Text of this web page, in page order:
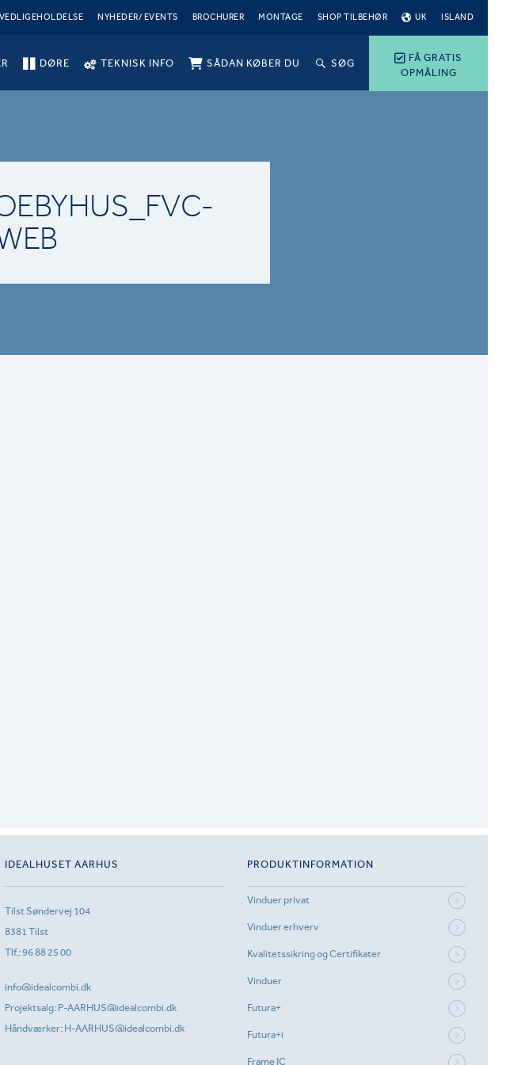
VEDLIGEHOLDELSE NYHEDER/ EVENTS BROCHURER MONTAGE SHOP TILBEHØR UK ISLAND
FÅ GRATIS
OPMÅLING
DØRE TEKNISK INFO SÅDAN KØBER DU SØG
IDEALHUSET AARHUS
Tilst Søndervej 104
8381 Tilst
Tlf.:96 88 25 00
info@idealcombi.dk
Projektsalg: P-AARHUS@idealcombi.dk
Håndværker: H-AARHUS@idealcombi.dk
PRODUKTINFORMATION
Vinduer privat
Vinduer erhverv
Kvalitetssikring og Certifikater
Vinduer
Futura+
Futura+i
Frame IC